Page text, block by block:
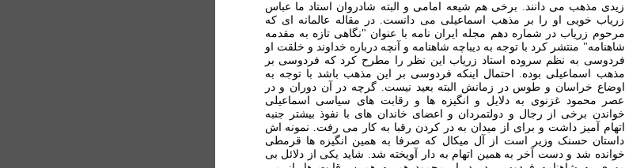
زيدی مذهب می دانند. برخی هم شيعه امامی و البته شادروان استاد ما عباس
زرياب خویی او را بر مذهب اسماعيلی می دانست. در مقاله عالمانه ای که
مرحوم زرياب در شماره دهم مجله ايران نامه با عنوان "نگاهی تازه به مقدمه
شاهنامه" منتشر کرد با توجه به ديباچه شاهنامه و آنچه درباره خداوند و خلقت او
فردوسی به نظم سروده استاد زرياب اين نظر را مطرح کرد که فردوسی بر
مذهب اسماعيلی بوده. احتمال اينکه فردوسی بر اين مذهب باشد با توجه به
اوضاع خراسان و طوس در زمانش البته بعيد نيست. گرچه در آن دوران و در
عصر محمود غزنوی به دلايل و انگيزه ها و رقابت های سياسی اسماعيلی
خواندن برخی از رجال و دولتمردان و اعضای خاندان های با نفوذ بيشتر جنبه
اتهام آميز داشت و برای از ميدان به در کردن رقبا به کار می رفت. نمونه اش
داستان حسنک وزير است از آل ميکال که صرفا به همين انگيزه ها قرمطی
خوانده شد و دست آخر به همين اتهام به دار آویخته شد. شايد يکی از دلائل بی